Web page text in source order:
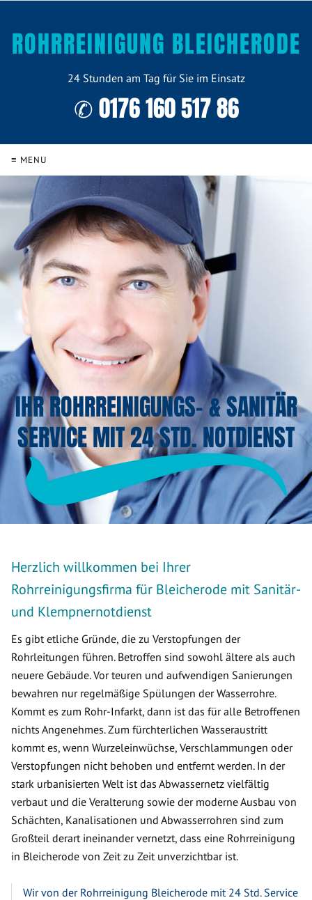
ROHRREINIGUNG BLEICHERODE
24 Stunden am Tag für Sie im Einsatz
✆ 0176 160 517 86
≡ MENU
IHR ROHRREINIGUNGS- & SANITÄR
SERVICE MIT 24 STD. NOTDIENST
Herzlich willkommen bei Ihrer
Rohrreinigungsfirma für Bleicherode mit Sanitär-
und Klempnernotdienst
Es gibt etliche Gründe, die zu Verstopfungen der
Rohrleitungen führen. Betroffen sind sowohl ältere als auch
neuere Gebäude. Vor teuren und aufwendigen Sanierungen
bewahren nur regelmäßige Spülungen der Wasserrohre.
Kommt es zum Rohr-Infarkt, dann ist das für alle Betroffenen
nichts Angenehmes. Zum fürchterlichen Wasseraustritt
kommt es, wenn Wurzeleinwüchse, Verschlammungen oder
Verstopfungen nicht behoben und entfernt werden. In der
stark urbanisierten Welt ist das Abwassernetz vielfältig
verbaut und die Veralterung sowie der moderne Ausbau von
Schächten, Kanalisationen und Abwasserrohren sind zum
Großteil derart ineinander vernetzt, dass eine Rohrreinigung
in Bleicherode von Zeit zu Zeit unverzichtbar ist.
Wir von der Rohrreinigung Bleicherode mit 24 Std. Service